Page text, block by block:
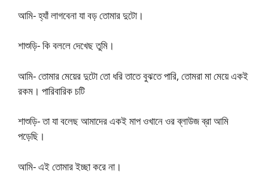
আমি- হ্যাঁ লাগবেনা যা বড় তোমার দুটো।
শাশুড়ি- কি বললে দেখেছ তুমি।
আমি- তোমার মেয়ের দুটো তো ধরি তাতে বুঝতে পারি, তোমরা মা মেয়ে একই
রকম। পারিবারিক চটি
শাশুড়ি- তা যা বলেছ আমাদের একই মাপ ওখানে ওর ব্লাউজ ব্রা আমি
পড়েছি।
আমি- এই তোমার ইচ্ছা করে না।